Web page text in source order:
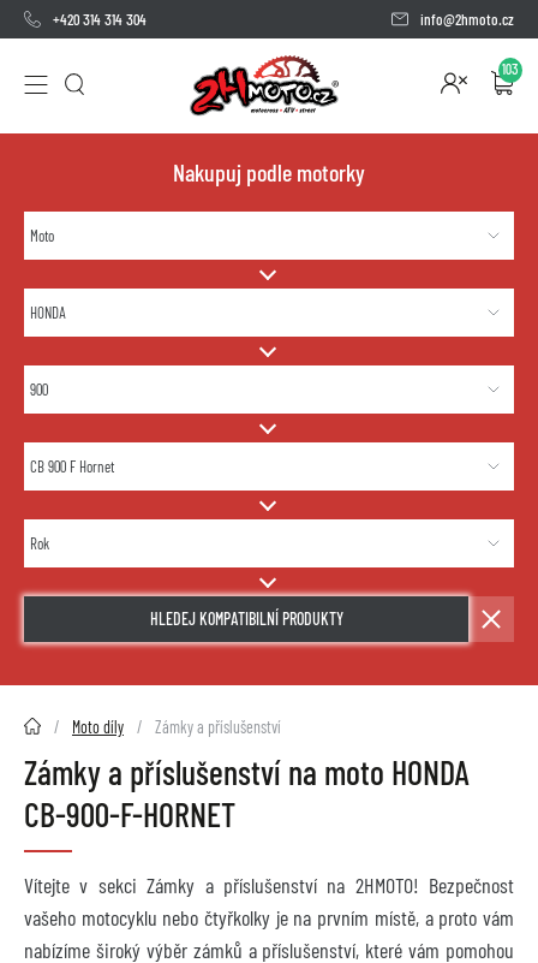
+420 314 314 304 info@2hmoto.cz
103
Nakupuj podle motorky
HLEDEJ KOMPATIBILNÍ PRODUKTY
2HMOTO.cz Moto díly Zámky a příslušenství
Zámky a příslušenství na moto HONDA
CB-900-F-HORNET
Vítejte v sekci Zámky a příslušenství na 2HMOTO! Bezpečnost
vašeho motocyklu nebo čtyřkolky je na prvním místě, a proto vám
nabízíme široký výběr zámků a příslušenství, které vám pomohou